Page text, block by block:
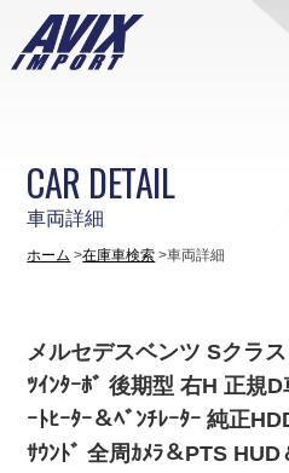
車両詳細
CAR DETAIL
ホーム 在庫車検索 車両詳細
メルセデスベンツ Sクラ
ﾂｲﾝﾀｰﾎﾞ 後期型 右H 正規
ｰﾄﾋｰﾀｰ＆ﾍﾞﾝﾁﾚｰﾀｰ 純正
ｻｳﾝﾄﾞ 全周ｶﾒﾗ＆PTS HUD